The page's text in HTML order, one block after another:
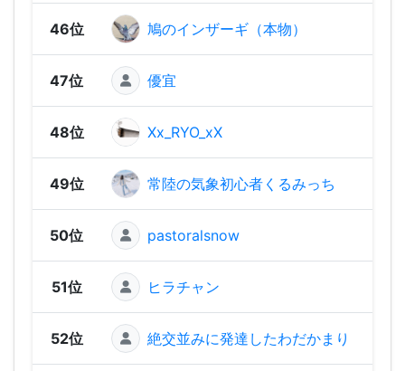
46位 鳩のインザーギ（本物）
47位 優宜
48位 Xx_RYO_xX
49位 常陸の気象初心者くるみっち
50位 pastoralsnow
51位 ヒラチャン
52位 絶交並みに発達したわだかまり